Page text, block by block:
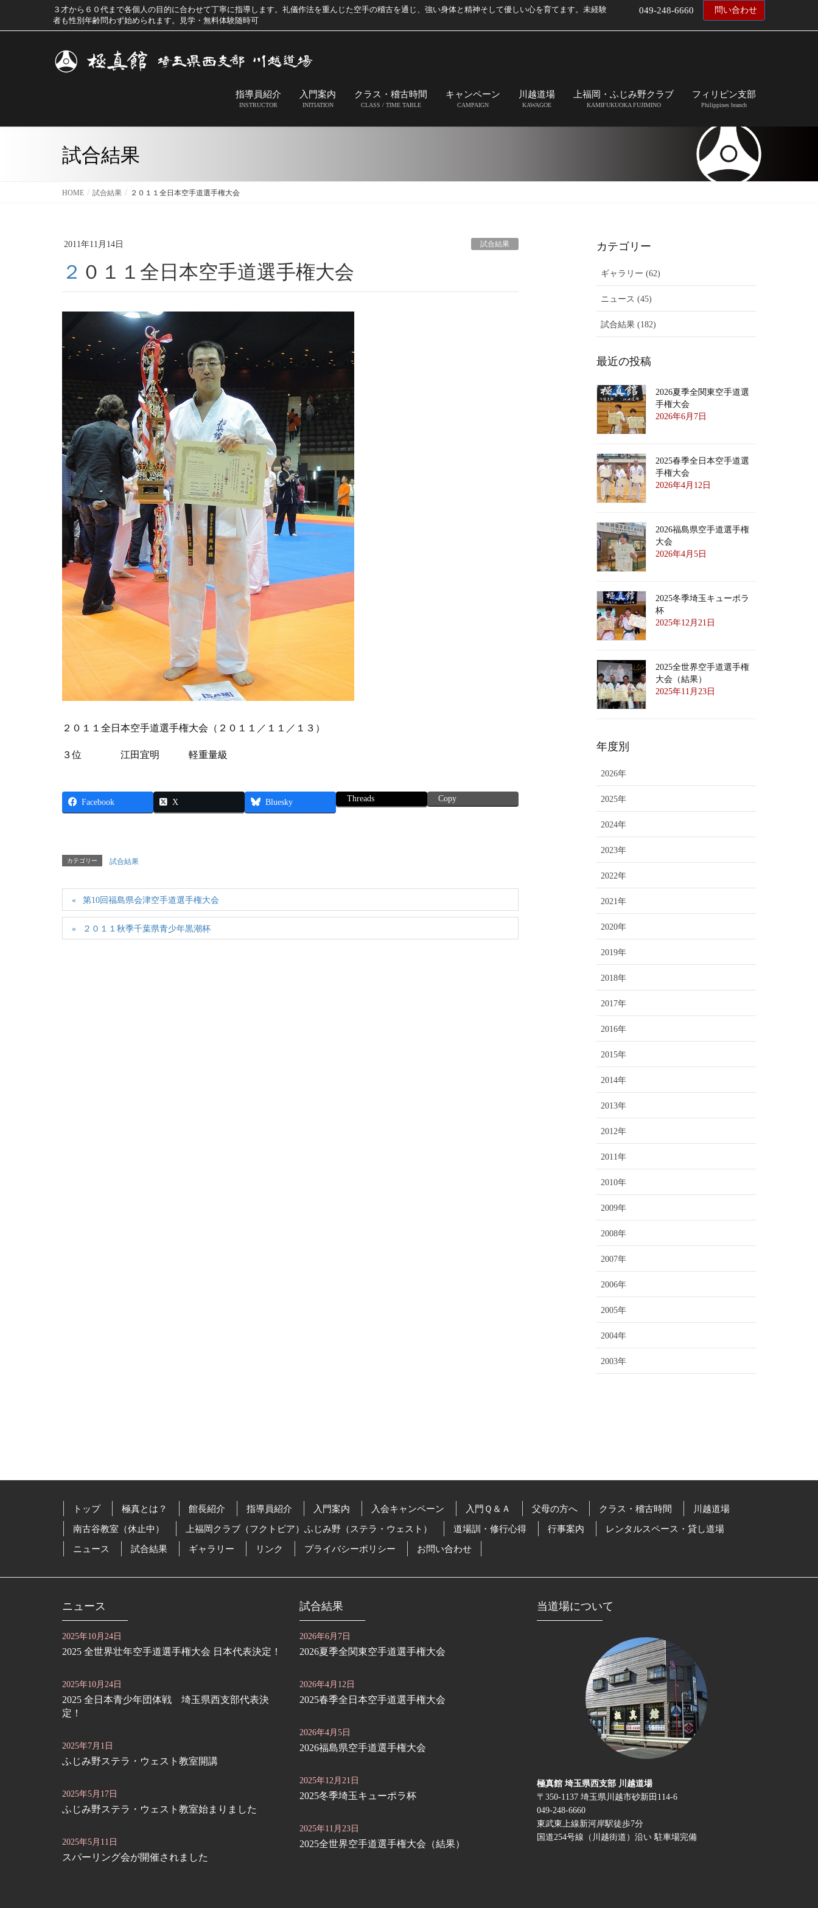
３才から６０代まで各個人の目的に合わせて丁寧に指導します。礼儀作法を重んじた空手の稽古を通じ、強い身体と精神そして優しい心を育てます。未経験
者も性別年齢問わず始められます。見学・無料体験随時可
049-248-6660 問い合わせ
指導員紹介
INSTRUCTOR
入門案内
INITIATION
クラス・稽古時間
CLASS / TIME TABLE
キャンペーン
CAMPAIGN
川越道場
KAWAGOE
上福岡・ふじみ野クラブ
KAMIFUKUOKA FUJIMINO
フィリピン支部
Philippines branch
試合結果
HOME 試合結果 ２０１１全日本空手道選手権大会
2011年11月14日 試合結果
２０１１全日本空手道選手権大会
２０１１全日本空手道選手権大会（２０１１／１１／１３）
３位 江田宜明 軽重量級
Facebook X Bluesky Threads Copy
カテゴリー 試合結果
第10回福島県会津空手道選手権大会
２０１１秋季千葉県青少年黒潮杯
カテゴリー
ギャラリー (62)
ニュース (45)
試合結果 (182)
最近の投稿
2026夏季全関東空手道選
手権大会
2026年6月7日
2025春季全日本空手道選
手権大会
2026年4月12日
2026福島県空手道選手権
大会
2026年4月5日
2025冬季埼玉キューポラ
杯
2025年12月21日
2025全世界空手道選手権
大会（結果）
2025年11月23日
年度別
2026年
2025年
2024年
2023年
2022年
2021年
2020年
2019年
2018年
2017年
2016年
2015年
2014年
2013年
2012年
2011年
2010年
2009年
2008年
2007年
2006年
2005年
2004年
2003年
トップ 極真とは？ 館長紹介 指導員紹介 入門案内 入会キャンペーン 入門Ｑ＆Ａ 父母の方へ クラス・稽古時間
川越道場
南古谷教室（休止中）
上福岡クラブ（フクトピア）ふじみ野（ステラ・ウェスト） 道場訓・修行心得 行事案内
レンタルスペース・貸し道場
ニュース
試合結果 ギャラリー リンク プライバシーポリシー お問い合わせ
ニュース
2025年10月24日
2025 全世界壮年空手道選手権大会 日本代表決定！
2025年10月24日
2025 全日本青少年団体戦 埼玉県西支部代表決
定！
2025年7月1日
ふじみ野ステラ・ウェスト教室開講
2025年5月17日
ふじみ野ステラ・ウェスト教室始まりました
2025年5月11日
スパーリング会が開催されました
試合結果
2026年6月7日
2026夏季全関東空手道選手権大会
2026年4月12日
2025春季全日本空手道選手権大会
2026年4月5日
2026福島県空手道選手権大会
2025年12月21日
2025冬季埼玉キューポラ杯
2025年11月23日
2025全世界空手道選手権大会（結果）
当道場について
極真館 埼玉県西支部 川越道場
〒350-1137 埼玉県川越市砂新田114-6
049-248-6660
東武東上線新河岸駅徒歩7分
国道254号線（川越街道）沿い 駐車場完備